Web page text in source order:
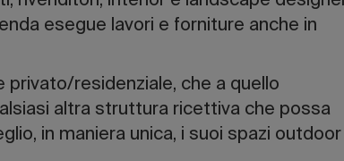
esegue lavori e forniture anche in
privato/residenziale, che a quello
altra struttura ricettiva che possa
in maniera unica, i suoi spazi outdoor